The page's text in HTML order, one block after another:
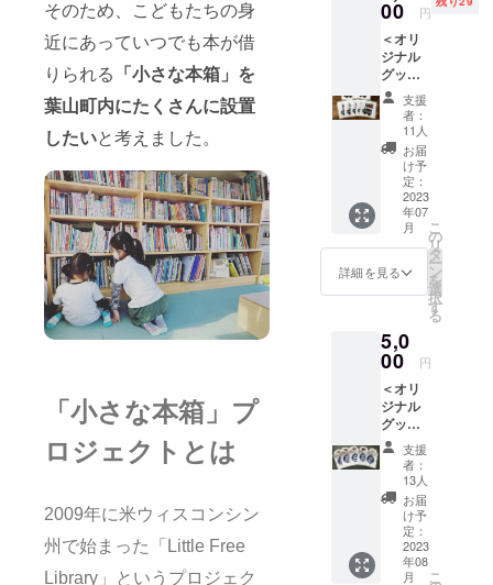
そのため、こどもたちの身
近にあっていつでも本が借
りられる 「小さな本箱」を
葉山町内にたくさんに設置
したいと考えました。
「小さな本箱」プ
ロジェクトとは
2009年に米ウィスコンシン
州で始まった「Little Free
Library」というプロジェク
しまし
た。 ・
感謝の
気持ち
を込め
た御礼
のメー
ルをお
送りし
ます。
※任意の
金額を
設定で
きま
す。
「上乗
う」か
ら追加
してく
ださ
い。
00 円
＜オリ
ジナル
グッズ
コース
＞ 【お
礼メー
ル＆ス
テッ
カー＆
バッ
ジ】 ・
感謝の
気持ち
を込め
た御礼
のメッ
をお送
りしま
す。 ・
うみと
やまの
こども
としょ
かんス
テッ
カー
（10㎝
×10㎝）
をお送
りしま
支援
者：
11人
お届
け予
定：
2023
年07
月
詳細を見る
こ
の
リ
タ
ー
ン
を
選
択
す
る
5,0
00 円
＜オリ
ジナル
グッズ
コース
＞ 【お
礼メッ
セージ
＆バッ
グ】 ・
感謝の
気持ち
支援
者：
13人
お届
け予
定：
2023
年08
月
こ